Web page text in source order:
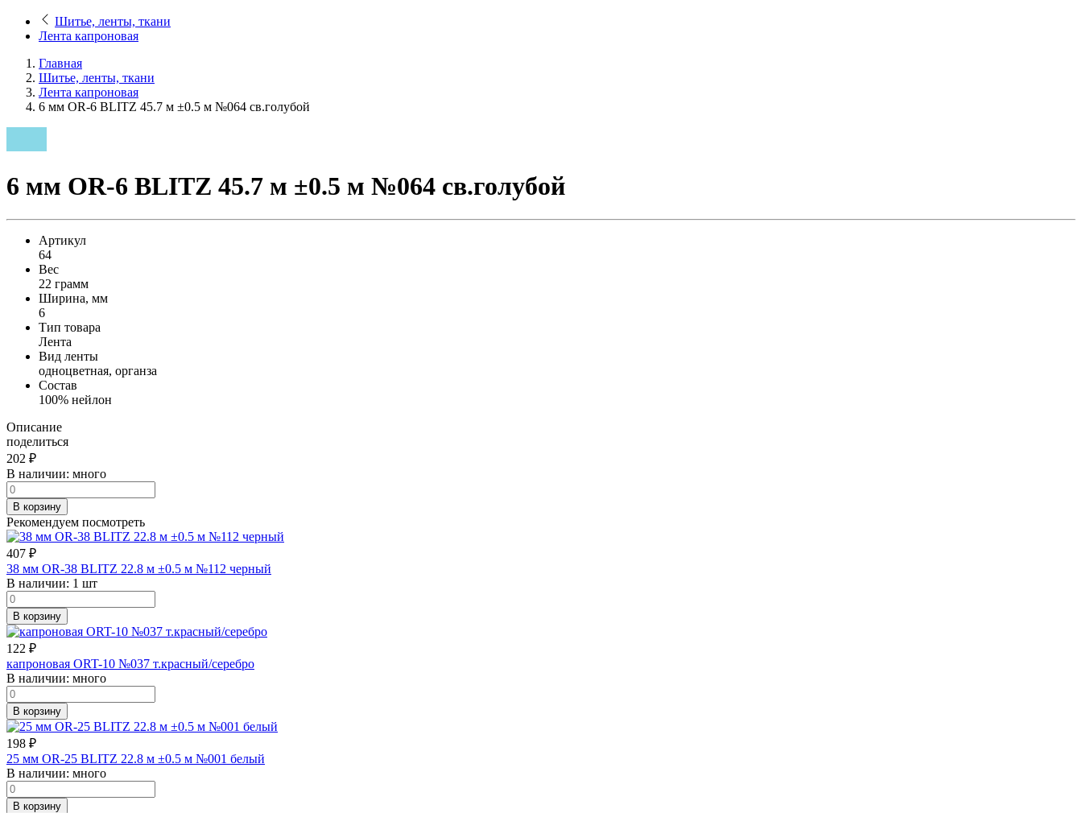
Шитье, ленты, ткани
Лента капроновая
Главная
Шитье, ленты, ткани
Лента капроновая
6 мм OR-6 BLITZ 45.7 м ±0.5 м №064 св.голубой
6 мм OR-6 BLITZ 45.7 м ±0.5 м №064 св.голубой
Артикул
64
Вес
22 грамм
Ширина, мм
6
Тип товара
Лента
Вид ленты
одноцветная, органза
Состав
100% нейлон
Описание
поделиться
202 ₽
В наличии: много
В корзину
Рекомендуем посмотреть
407 ₽
38 мм OR-38 BLITZ 22.8 м ±0.5 м №112 черный
В наличии: 1 шт
В корзину
122 ₽
капроновая ORT-10 №037 т.красный/серебро
В наличии: много
В корзину
198 ₽
25 мм OR-25 BLITZ 22.8 м ±0.5 м №001 белый
В наличии: много
В корзину